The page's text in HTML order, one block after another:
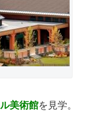
美術館を見学。